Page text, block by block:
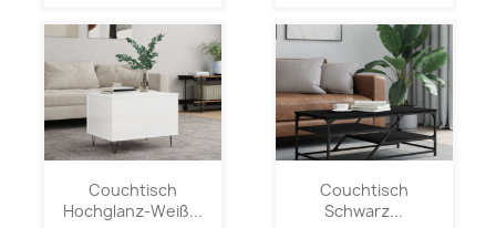
Couchtisch
Hochglanz-Weiß...
Couchtisch
Schwarz...